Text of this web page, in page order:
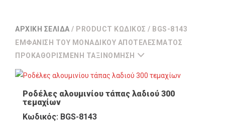
ΑΡΧΙΚΉ ΣΕΛΊΔΑ / PRODUCT ΚΩΔΙΚΌΣ / BGS-8143
ΕΜΦΆΝΙΣΗ ΤΟΥ ΜΟΝΑΔΙΚΟΎ ΑΠΟΤΕΛΈΣΜΑΤΟΣ
ΠΡΟΚΑΘΟΡΙΣΜΈΝΗ ΤΑΞΙΝΌΜΗΣΗ
Ροδέλες αλουμινίου τάπας λαδιού 300
τεμαχίων
Κωδικός: BGS-8143